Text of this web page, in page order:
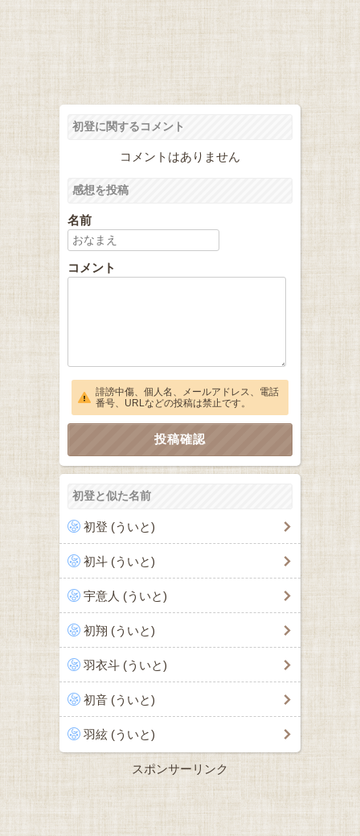
初登に関するコメント
コメントはありません
感想を投稿
名前
コメント
誹謗中傷、個人名、メールアドレス、電話
番号、URLなどの投稿は禁止です。
初登と似た名前
初登 (ういと)
初斗 (ういと)
宇意人 (ういと)
初翔 (ういと)
羽衣斗 (ういと)
初音 (ういと)
羽絃 (ういと)
スポンサーリンク